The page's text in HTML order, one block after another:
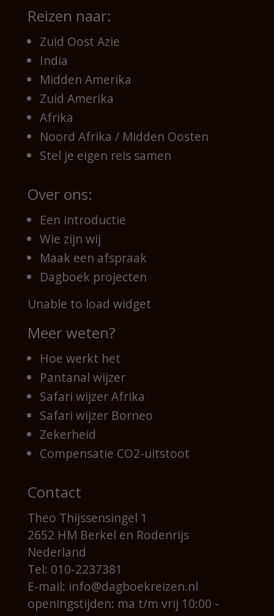
Reizen naar:
Zuid Oost Azie
India
Midden Amerika
Zuid Amerika
Afrika
Noord Afrika / Midden Oosten
Stel je eigen reis samen
Over ons:
Een introductie
Wie zijn wij
Maak een afspraak
Dagboek projecten
Unable to load widget
Meer weten?
Hoe werkt het
Pantanal wijzer
Safari wijzer Afrika
Safari wijzer Borneo
Zekerheid
Compensatie CO2-uitstoot
Contact
Theo Thijssensingel 1
2652 HM Berkel en Rodenrijs
Nederland
Tel: 010-2237381
E-mail: info@dagboekreizen.nl
openingstijden: ma t/m vrij 10:00 -